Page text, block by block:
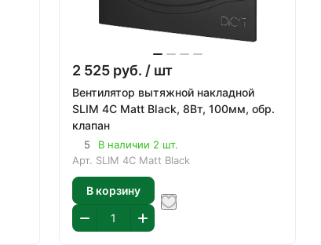
2 525 руб. / шт
Вентилятор вытяжной накладной
SLIM 4C Matt Black, 8Вт, 100мм, обр.
клапан
5
В наличии 2 шт.
Арт. SLIM 4C Matt Black
В корзину